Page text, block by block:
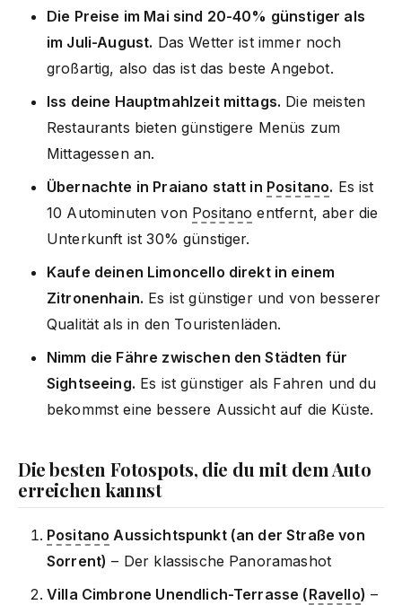
Die Preise im Mai sind 20-40% günstiger als
im Juli-August. Das Wetter ist immer noch
großartig, also das ist das beste Angebot.
Iss deine Hauptmahlzeit mittags. Die meisten
Restaurants bieten günstigere Menüs zum
Mittagessen an.
Übernachte in Praiano statt in Positano. Es ist
10 Autominuten von Positano entfernt, aber die
Unterkunft ist 30% günstiger.
Kaufe deinen Limoncello direkt in einem
Zitronenhain. Es ist günstiger und von besserer
Qualität als in den Touristenläden.
Nimm die Fähre zwischen den Städten für
Sightseeing. Es ist günstiger als Fahren und du
bekommst eine bessere Aussicht auf die Küste.
Die besten Fotospots, die du mit dem Auto
erreichen kannst
Positano Aussichtspunkt (an der Straße von
Sorrent) – Der klassische Panoramashot
Villa Cimbrone Unendlich-Terrasse (Ravello) –